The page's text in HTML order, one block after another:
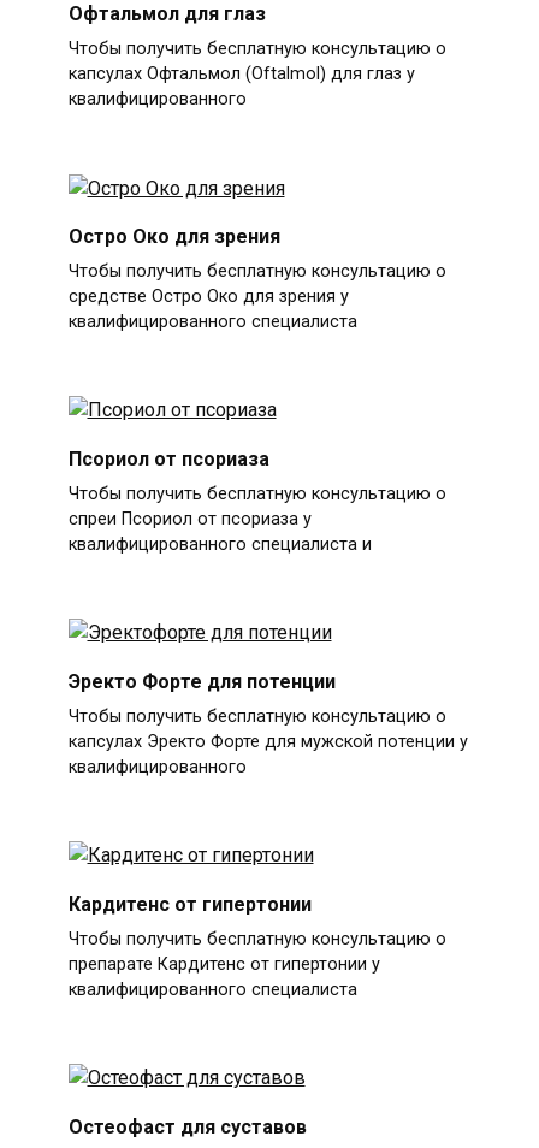
Офтальмол для глаз
Чтобы получить бесплатную консультацию о
капсулах Офтальмол (Oftalmol) для глаз у
квалифицированного
Остро Око для зрения
Чтобы получить бесплатную консультацию о
средстве Остро Око для зрения у
квалифицированного специалиста
Псориол от псориаза
Чтобы получить бесплатную консультацию о
спреи Псориол от псориаза у
квалифицированного специалиста и
Эректо Форте для потенции
Чтобы получить бесплатную консультацию о
капсулах Эректо Форте для мужской потенции у
квалифицированного
Кардитенс от гипертонии
Чтобы получить бесплатную консультацию о
препарате Кардитенс от гипертонии у
квалифицированного специалиста
Остеофаст для суставов